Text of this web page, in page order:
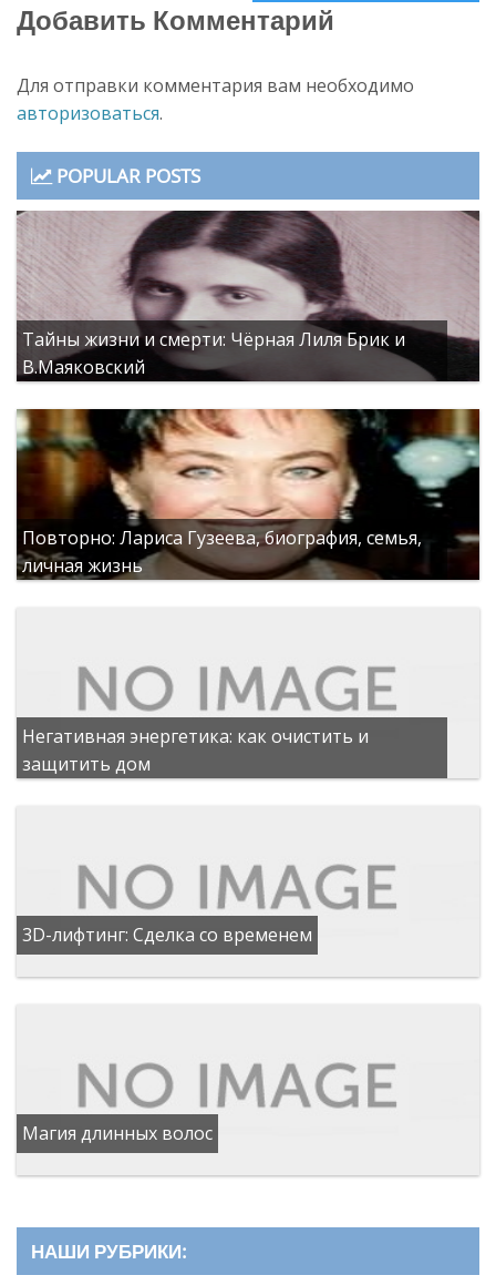
Добавить Комментарий
Для отправки комментария вам необходимо
авторизоваться.
POPULAR POSTS
Тайны жизни и смерти: Чёрная Лиля Брик и
В.Маяковский
Повторно: Лариса Гузеева, биография, семья,
личная жизнь
Негативная энергетика: как очистить и
защитить дом
3D-лифтинг: Сделка со временем
Магия длинных волос
НАШИ РУБРИКИ: